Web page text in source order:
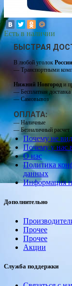
Есть в наличии
БЫСТРАЯ
В любой уголок
— Транспортными
Нижний Новгород и
— Бесплатная доставка
— Самовывоз
ОПЛАТА:
— Наличные
— Безналичный расчет
Почему не
Почему у нас
О нас
Политика
данных
Информация
Дополнительно
Прочее
Прочее
Акции
Служба поддержки